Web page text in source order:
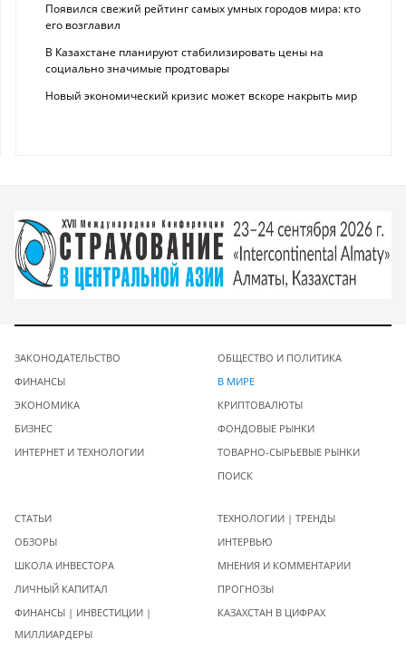
Появился свежий рейтинг самых умных городов мира: кто
его возглавил
В Казахстане планируют стабилизировать цены на
социально значимые продтовары
Новый экономический кризис может вскоре накрыть мир
ЗАКОНОДАТЕЛЬСТВО
ФИНАНСЫ
ЭКОНОМИКА
БИЗНЕС
ИНТЕРНЕТ И ТЕХНОЛОГИИ
ОБЩЕСТВО И ПОЛИТИКА
В МИРЕ
КРИПТОВАЛЮТЫ
ФОНДОВЫЕ РЫНКИ
ТОВАРНО-СЫРЬЕВЫЕ РЫНКИ
ПОИСК
СТАТЬИ
ОБЗОРЫ
ШКОЛА ИНВЕСТОРА
ЛИЧНЫЙ КАПИТАЛ
ФИНАНСЫ | ИНВЕСТИЦИИ |
МИЛЛИАРДЕРЫ
ТЕХНОЛОГИИ | ТРЕНДЫ
ИНТЕРВЬЮ
МНЕНИЯ И КОММЕНТАРИИ
ПРОГНОЗЫ
КАЗАХСТАН В ЦИФРАХ